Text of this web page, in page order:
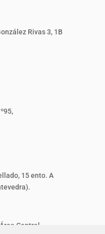
Rivas 3, 1B
15 ento. A
Central,